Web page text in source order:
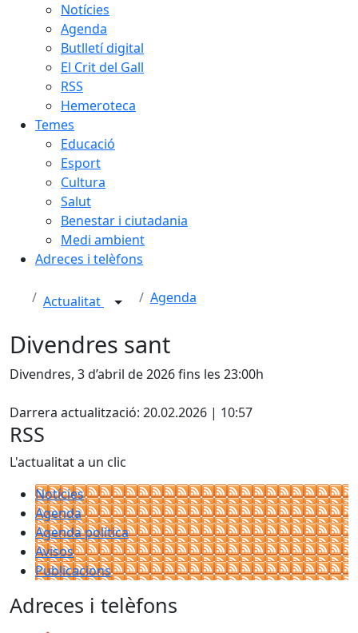
Notícies
Agenda
Butlletí digital
El Crit del Gall
RSS
Hemeroteca
Temes
Educació
Esport
Cultura
Salut
Benestar i ciutadania
Medi ambient
Adreces i telèfons
Actualitat Agenda
Divendres sant
Divendres, 3 d’abril de 2026 fins les 23:00h
Darrera actualització: 20.02.2026 | 10:57
RSS
L'actualitat a un clic
Notícies
Agenda
Agenda política
Avisos
Publicacions
Adreces i telèfons